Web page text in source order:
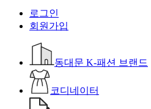
로그인
회원가입
동대문 K-패션 브랜드
코디네이터